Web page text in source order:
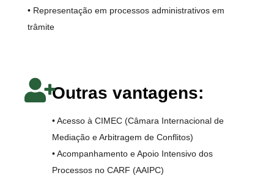
• Representação em processos administrativos em
trâmite
Outras vantagens:
• Acesso à CIMEC (Câmara Internacional de
Mediação e Arbitragem de Conflitos)
• Acompanhamento e Apoio Intensivo dos
Processos no CARF (AAIPC)